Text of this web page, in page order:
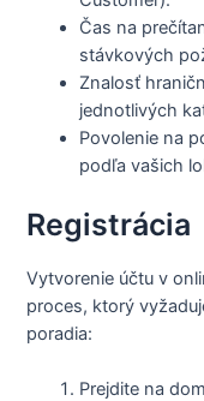
Čas na
stávkových
Znalosť
jednotlivých
Povolenie na
podľa vašich
Registrácia
Vytvorenie účtu v
proces, ktorý
poradia:
Prejdite na